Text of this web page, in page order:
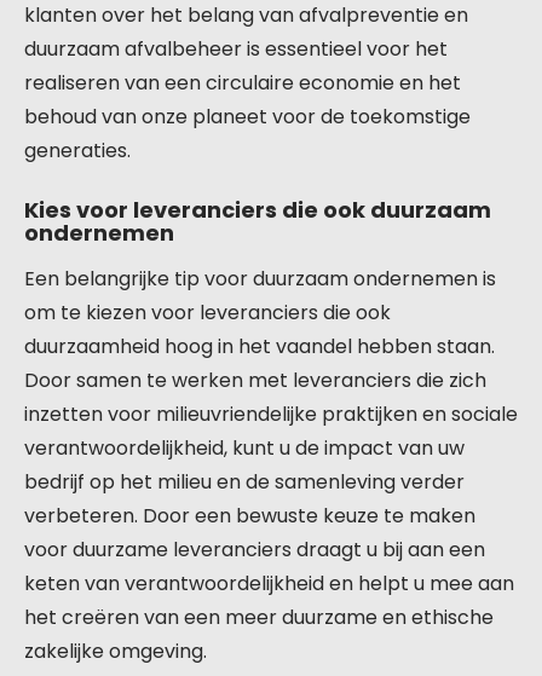
klanten over het belang van afvalpreventie en
duurzaam afvalbeheer is essentieel voor het
realiseren van een circulaire economie en het
behoud van onze planeet voor de toekomstige
generaties.
Kies voor leveranciers die ook duurzaam
ondernemen
Een belangrijke tip voor duurzaam ondernemen is
om te kiezen voor leveranciers die ook
duurzaamheid hoog in het vaandel hebben staan.
Door samen te werken met leveranciers die zich
inzetten voor milieuvriendelijke praktijken en sociale
verantwoordelijkheid, kunt u de impact van uw
bedrijf op het milieu en de samenleving verder
verbeteren. Door een bewuste keuze te maken
voor duurzame leveranciers draagt u bij aan een
keten van verantwoordelijkheid en helpt u mee aan
het creëren van een meer duurzame en ethische
zakelijke omgeving.